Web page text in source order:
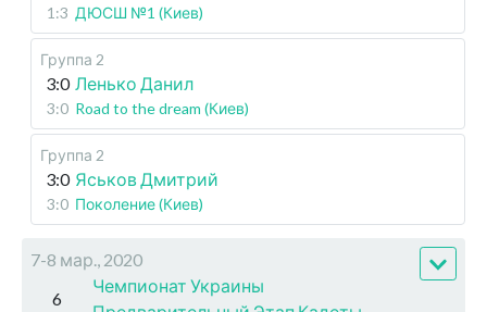
1:3 ДЮСШ №1 (Киев)
Группа 2
3:0 Ленько Данил
3:0 Road to the dream (Киев)
Группа 2
3:0 Яськов Дмитрий
3:0 Поколение (Киев)
7-8 мар., 2020
6
Чемпионат Украины